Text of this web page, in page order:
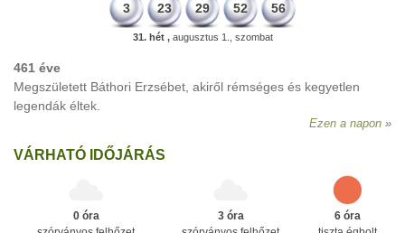
3 23 29 52 56
31. hét ,augusztus 1., szombat
461 éve
Megszületett Báthori Erzsébet, akiről rémséges és kegyetlen
legendák éltek.
Ezen a napon
VÁRHATÓ IDŐJÁRÁS
0 óra
3 óra
6 óra